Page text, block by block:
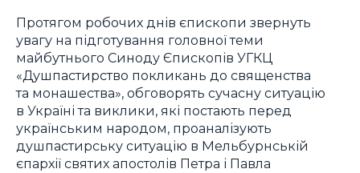
Протягом робочих днів єпископи звернуть
увагу на підготування головної теми
майбутнього Синоду Єпископів УГКЦ
«Душпастирство покликань до священства
та монашества», обговорять сучасну ситуацію
в Україні та виклики, які постають перед
українським народом, проаналізують
душпастирську ситуацію в Мельбурнській
єпархії святих апостолів Петра і Павла